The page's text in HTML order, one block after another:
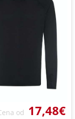
od 17,48€